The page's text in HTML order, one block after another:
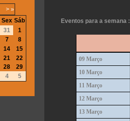
Eventos para a semana :
09 Março
10 Março
11 Março
12 Março
13 Março
> »
Sex Sáb
31
1
7
8
14
15
21
22
28
29
4 5